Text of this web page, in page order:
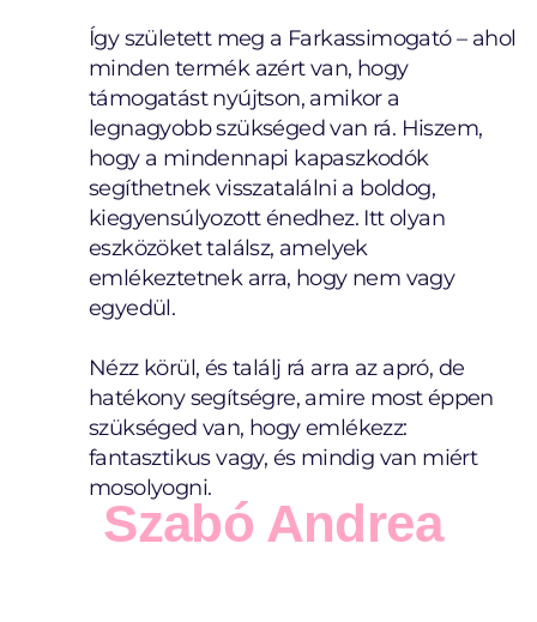
Így született meg a Farkassimogató – ahol
minden termék azért van, hogy
támogatást nyújtson, amikor a
legnagyobb szükséged van rá. Hiszem,
hogy a mindennapi kapaszkodók
segíthetnek visszatalálni a boldog,
kiegyensúlyozott énedhez. Itt olyan
eszközöket találsz, amelyek
emlékeztetnek arra, hogy nem vagy
egyedül.
Nézz körül, és találj rá arra az apró, de
hatékony segítségre, amire most éppen
szükséged van, hogy emlékezz:
fantasztikus vagy, és mindig van miért
mosolyogni.
Szabó Andrea